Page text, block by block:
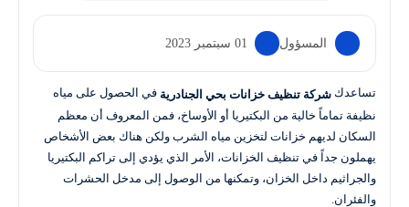
المسؤول 01 سبتمبر 2023
تساعدك شركة تنظيف خزانات بحي الجنادرية في الحصول على مياه
نظيفة تماماً خالية من البكتيريا أو الأوساخ، فمن المعروف أن معظم
السكان لديهم خزانات لتخزين مياه الشرب ولكن هناك بعض الأشخاص
يهملون جداً في تنظيف الخزانات، الأمر الذي يؤدي إلى تراكم البكتيريا
والجراثيم داخل الخزان، وتمكنها من الوصول إلى مدخل الحشرات
والفئران.